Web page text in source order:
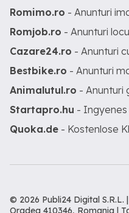
Romimo.ro - Anunturi
Romjob.ro - Anunturi
Cazare24.ro - Anunturi
Bestbike.ro - Anunturi
Animalutul.ro - Anunturi
Startapro.hu -
Quoka.de - Kostenlose
© 2026 Publi24 Digital S.R.L.
Oradea 410346, Romania |